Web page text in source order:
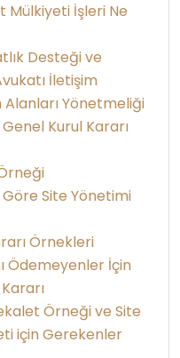
Mülkiyeti İşleri Ne
Desteği ve
İletişim
Alanları Yönetmeliği
Kurul Kararı
Site Yönetimi
Örnekleri
Ödemeyenler İçin
Örneği ve Site
için Gerekenler